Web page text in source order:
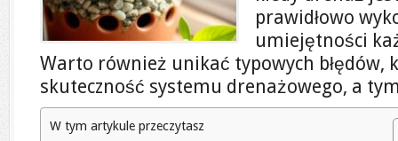
prawidłowo
umiejętności
Warto również unikać typowych błędów,
skuteczność systemu drenażowego, a
W tym artykule przeczytasz